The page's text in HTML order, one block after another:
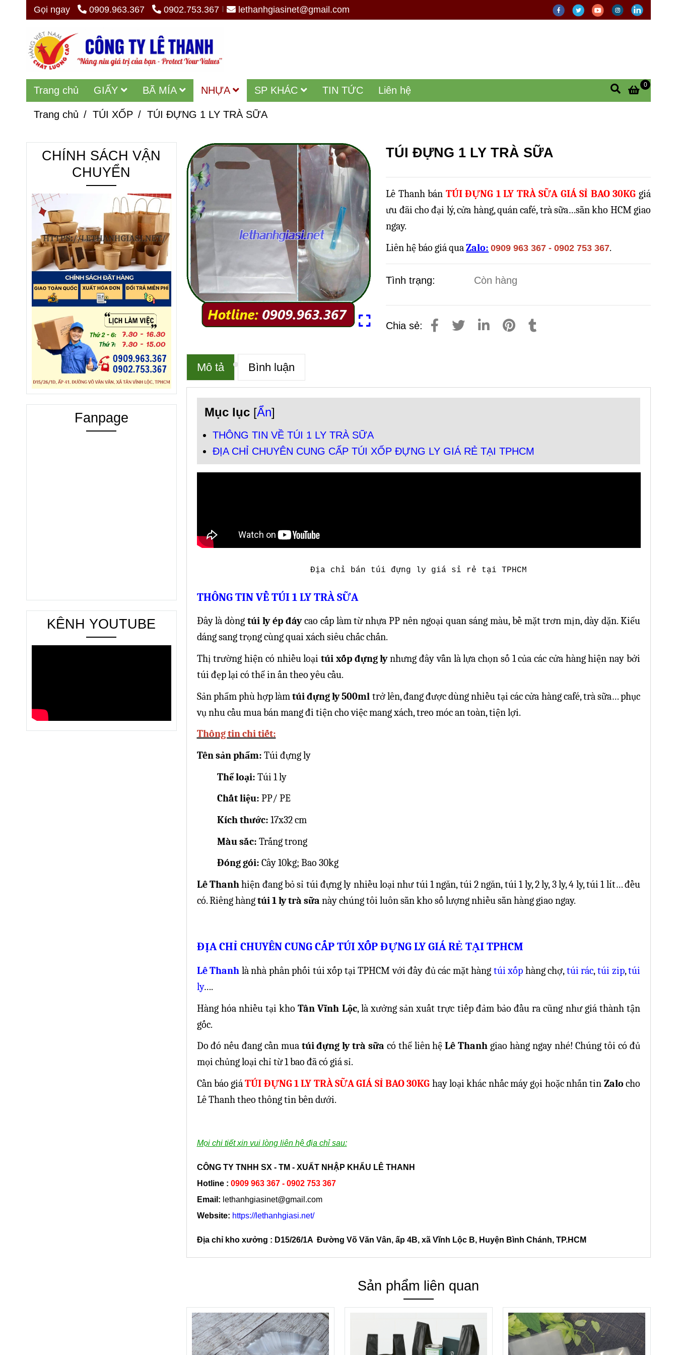
Gọi ngay 0909.963.367 0902.753.367 lethanhgiasinet@gmail.com
Trang chủ GIẤY BÃ MÍA NHỰA SP KHÁC TIN TỨC Liên hệ 0
Trang chủ / TÚI XỐP / TÚI ĐỰNG 1 LY TRÀ SỮA
TÚI ĐỰNG 1 LY TRÀ SỮA
Lê Thanh bán TÚI ĐỰNG 1 LY TRÀ SỮA GIÁ SỈ BAO 30KG giá
ưu đãi cho đại lý, cửa hàng, quán café, trà sữa…sẵn kho HCM giao
ngay.
Liên hệ báo giá qua Zalo: 0909 963 367 - 0902 753 367.
Tình trạng: Còn hàng
Chia sẻ:
Mô tả Bình luận
Mục lục [Ẩn]
THÔNG TIN VỀ TÚI 1 LY TRÀ SỮA
ĐỊA CHỈ CHUYÊN CUNG CẤP TÚI XỐP ĐỰNG LY GIÁ RẺ TẠI TPHCM
Địa chỉ bán túi đựng ly giá sỉ rẻ tại TPHCM
THÔNG TIN VỀ TÚI 1 LY TRÀ SỮA
Đây là dòng túi ly ép đáycao cấp làm từ nhựa PP nên ngoại quan sáng màu, bề mặt trơn mịn, dày dặn. Kiểu
dáng sang trọng cùng quai xách siêu chắc chắn.
Thị trường hiện có nhiều loạitúi xốp đựng lynhưng đây vẫn là lựa chọn số 1 của các cửa hàng hiện nay bởi
túi đẹp lại có thể in ấn theo yêu cầu.
Sản phẩm phù hợp làmtúi đựng ly 500ml trở lên, đang được dùng nhiều tại các cửa hàng café, trà sữa… phục
vụ nhu cầu mua bán mang đi tiện cho việc mang xách, treo móc an toàn, tiện lợi.
Thông tin chi tiết:
Tên sản phẩm: Túi đựng ly
Thể loại: Túi 1 ly
Chất liệu: PP/ PE
Kích thước: 17x32 cm
Màu sắc: Trắng trong
Đóng gói: Cây 10kg; Bao 30kg
Lê Thanhhiện đang bỏ sỉ túi đựng ly nhiều loại như túi 1 ngăn, túi 2 ngăn, túi 1 ly, 2 ly, 3 ly, 4 ly, túi 1 lít… đều
có. Riêng hàngtúi 1 ly trà sữa này chúng tôi luôn sẵn kho số lượng nhiều sẵn hàng giao ngay.
ĐỊA CHỈ CHUYÊN CUNG CẤP TÚI XỐP ĐỰNG LY GIÁ RẺ TẠI TPHCM
Lê Thanh là nhà phân phối túi xốp tại TPHCM với đầy đủ các mặt hàng túi xốp hàng chợ,túi rác,túi zip,túi
ly….
Hàng hóa nhiều tại khoTân Vĩnh Lộc, là xưởng sản xuất trực tiếp đảm bảo đầu ra cũng như giá thành tận
gốc.
Do đó nếu đang cần muatúi đựng ly trà sữa có thể liên hệLê Thanh giao hàng ngay nhé! Chúng tôi có đủ
mọi chủng loại chỉ từ 1 bao đã có giá sỉ.
Cần báo giáTÚI ĐỰNG 1 LY TRÀ SỮA GIÁ SỈBAO 30KG hay loại khác nhấc máy gọi hoặc nhắn tin Zalo cho
Lê Thanh theo thông tin bên dưới.
Mọi chi tiết xin vui lòng liên hệ địa chỉ sau:
CÔNG TY TNHH SX - TM - XUẤT NHẬP KHẨU LÊ THANH
Hotline : 0909 963 367 - 0902 753 367
Email: lethanhgiasinet@gmail.com
Website: https://lethanhgiasi.net/
Địa chỉ kho xưởng : D15/26/1A Đường Võ Văn Vân, ấp 4B, xã Vĩnh Lộc B, Huyện Bình Chánh, TP.HCM
Sản phẩm liên quan
CHÍNH SÁCH VẬN
CHUYỂN
Fanpage
KÊNH YOUTUBE